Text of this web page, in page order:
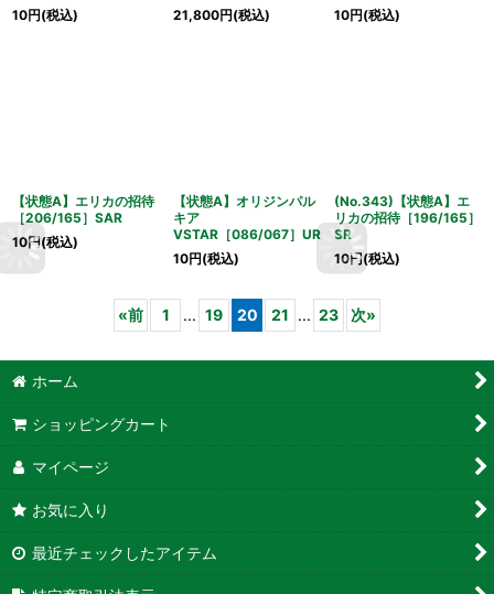
10円(税込)
21,800円(税込)
10円(税込)
【状態A】エリカの招待
［206/165］SAR
10円(税込)
【状態A】オリジンパル
キア
VSTAR［086/067］UR
10円(税込)
(No.343)【状態A】エ
リカの招待［196/165］
SR
10円(税込)
«前 1 ... 19 20 21 ... 23 次»
ホーム
ショッピングカート
マイページ
お気に入り
最近チェックしたアイテム